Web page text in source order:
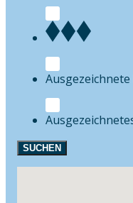
SUCHEN